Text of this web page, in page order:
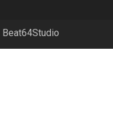
Beat64Studio